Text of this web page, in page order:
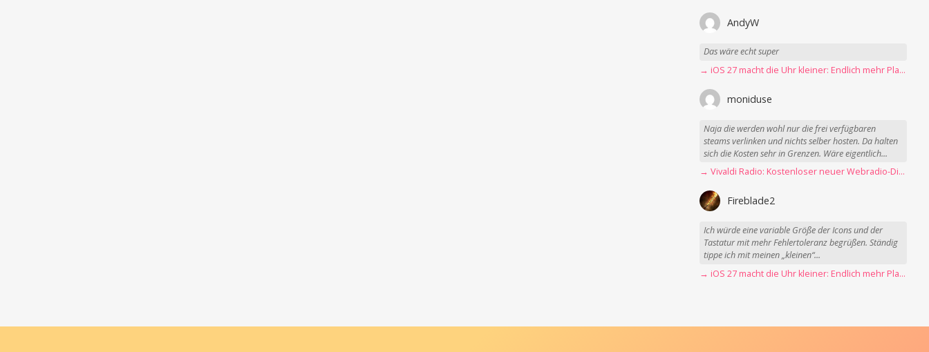
AndyW
Das wäre echt super
→ iOS 27 macht die Uhr kleiner: Endlich mehr Platz fürs Hintergrundbild
moniduse
Naja die werden wohl nur die frei verfügbaren
steams verlinken und nichts selber hosten. Da halten
sich die Kosten sehr in Grenzen. Wäre eigentlich...
→ Vivaldi Radio: Kostenloser neuer Webradio-Dienst mit Fokus auf Datenschutz
Fireblade2
Ich würde eine variable Größe der Icons und der
Tastatur mit mehr Fehlertoleranz begrüßen. Ständig
tippe ich mit meinen „kleinen“...
→ iOS 27 macht die Uhr kleiner: Endlich mehr Platz fürs Hintergrundbild